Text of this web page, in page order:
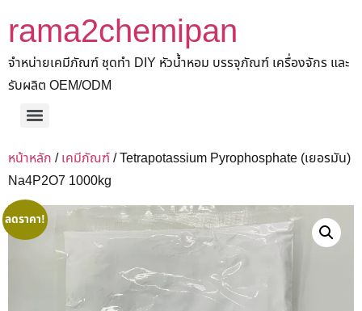
rama2chemipan
จำหน่ายเคมีภัณฑ์ ชุดทำ DIY หัวน้ำหอม บรรจุภัณฑ์ เครื่องจักร และ
รับผลิต OEM/ODM
หน้าหลัก /เคมีภัณฑ์/ Tetrapotassium Pyrophosphate (เยอรมัน)
Na4P2O7 1000kg
ลดราคา!